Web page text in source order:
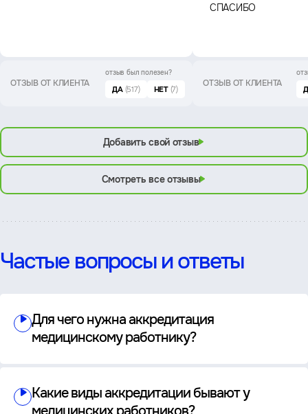
ОТЗЫВ ОТ КЛИЕНТА
отзыв был полезен?
ДА (517) НЕТ (7)
СПАСИБО
ОТЗЫВ ОТ КЛИЕНТА
Добавить свой отзыв
Смотреть все отзывы
Частые вопросы и ответы
Для чего нужна аккредитация
медицинскому работнику?
Какие виды аккредитации бывают у